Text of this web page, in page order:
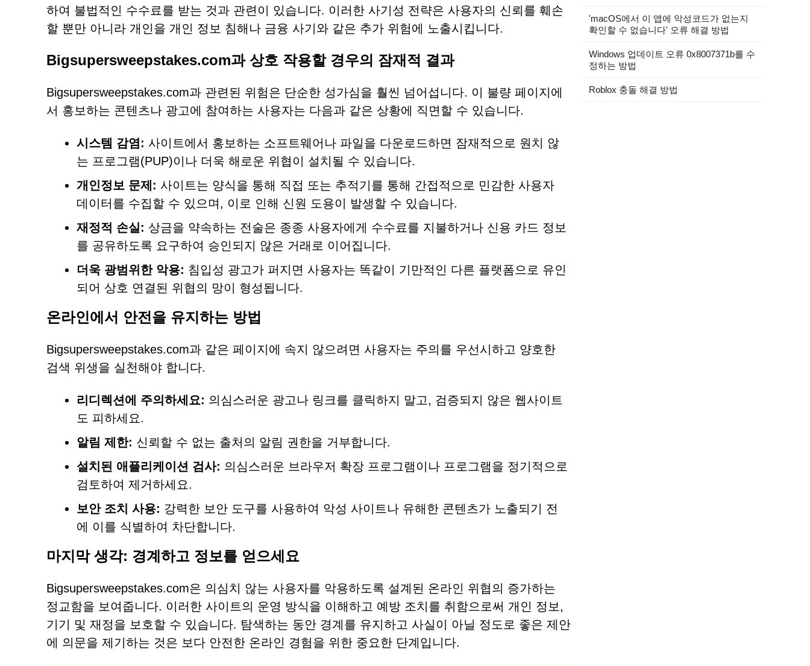
하여 불법적인 수수료를 받는 것과 관련이 있습니다. 이러한 사기성 전략은 사용자의 신뢰를 훼손
할 뿐만 아니라 개인을 개인 정보 침해나 금융 사기와 같은 추가 위험에 노출시킵니다.
Bigsupersweepstakes.com과 상호 작용할 경우의 잠재적 결과
Bigsupersweepstakes.com과 관련된 위험은 단순한 성가심을 훨씬 넘어섭니다. 이 불량 페이지에
서 홍보하는 콘텐츠나 광고에 참여하는 사용자는 다음과 같은 상황에 직면할 수 있습니다.
시스템 감염: 사이트에서 홍보하는 소프트웨어나 파일을 다운로드하면 잠재적으로 원치 않
는 프로그램(PUP)이나 더욱 해로운 위협이 설치될 수 있습니다.
개인정보 문제: 사이트는 양식을 통해 직접 또는 추적기를 통해 간접적으로 민감한 사용자
데이터를 수집할 수 있으며, 이로 인해 신원 도용이 발생할 수 있습니다.
재정적 손실: 상금을 약속하는 전술은 종종 사용자에게 수수료를 지불하거나 신용 카드 정보
를 공유하도록 요구하여 승인되지 않은 거래로 이어집니다.
더욱 광범위한 악용: 침입성 광고가 퍼지면 사용자는 똑같이 기만적인 다른 플랫폼으로 유인
되어 상호 연결된 위협의 망이 형성됩니다.
온라인에서 안전을 유지하는 방법
Bigsupersweepstakes.com과 같은 페이지에 속지 않으려면 사용자는 주의를 우선시하고 양호한
검색 위생을 실천해야 합니다.
리디렉션에 주의하세요: 의심스러운 광고나 링크를 클릭하지 말고, 검증되지 않은 웹사이트
도 피하세요.
알림 제한: 신뢰할 수 없는 출처의 알림 권한을 거부합니다.
설치된 애플리케이션 검사: 의심스러운 브라우저 확장 프로그램이나 프로그램을 정기적으로
검토하여 제거하세요.
보안 조치 사용: 강력한 보안 도구를 사용하여 악성 사이트나 유해한 콘텐츠가 노출되기 전
에 이를 식별하여 차단합니다.
마지막 생각: 경계하고 정보를 얻으세요
Bigsupersweepstakes.com은 의심치 않는 사용자를 악용하도록 설계된 온라인 위협의 증가하는
정교함을 보여줍니다. 이러한 사이트의 운영 방식을 이해하고 예방 조치를 취함으로써 개인 정보,
기기 및 재정을 보호할 수 있습니다. 탐색하는 동안 경계를 유지하고 사실이 아닐 정도로 좋은 제안
에 의문을 제기하는 것은 보다 안전한 온라인 경험을 위한 중요한 단계입니다.
'macOS에서 이 앱에 악성코드가 없는지
확인할 수 없습니다' 오류 해결 방법
Windows 업데이트 오류 0x8007371b를 수
정하는 방법
Roblox 충돌 해결 방법